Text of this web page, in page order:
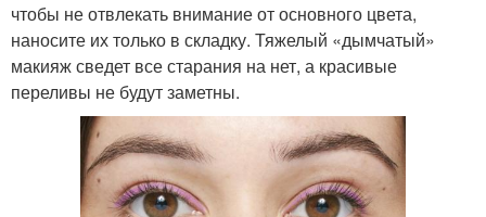
чтобы не отвлекать внимание от основного цвета,
наносите их только в складку. Тяжелый «дымчатый»
макияж сведет все старания на нет, а красивые
переливы не будут заметны.